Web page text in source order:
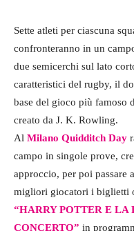
Sette atleti per ciascuna
confronteranno in un
due semicerchi sul lato
caratteristici del rugby, il
base del gioco più famoso
creato da J. K. Rowling.
Al Milano Quidditch Day
campo in singole prove,
approccio, per poi passare
migliori giocatori i biglietti
“HARRY POTTER E LA
CONCERTO” in